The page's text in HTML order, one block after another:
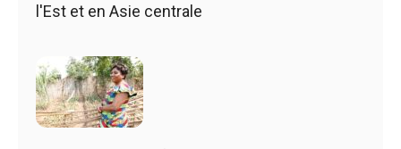
l'Est et en Asie centrale